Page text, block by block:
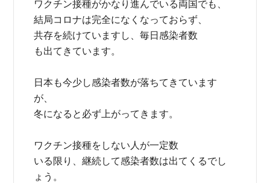
ワクチン接種がかなり進んでいる両国でも、
結局コロナは完全になくなっておらず、
共存を続けていますし、毎日感染者数
も出てきています。
日本も今少し感染者数が落ちてきています
が、
冬になると必ず上がってきます。
ワクチン接種をしない人が一定数
いる限り、継続して感染者数は出てくるでし
ょう。